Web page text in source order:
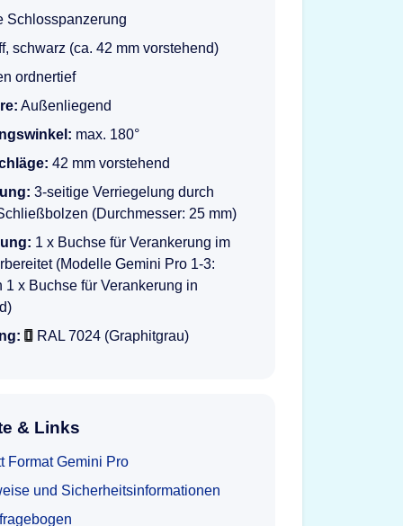
Schlosspanzerung
schwarz (ca. 42 mm vorstehend)
ordnertief
Außenliegend
max. 180°
42 mm vorstehend
3-seitige Verriegelung durch
(Durchmesser: 25 mm)
1 x Buchse für Verankerung im
(Modelle Gemini Pro 1-3:
1 x Buchse für Verankerung in
RAL 7024 (Graphitgrau)
& Links
Format Gemini Pro
und Sicherheitsinformationen